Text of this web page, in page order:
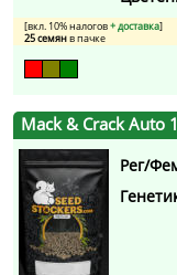
[вкл. 10% налогов+ доставка]
25 семянв пачке
Mack & Crack Auto
Рег/